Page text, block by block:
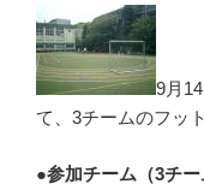
9月
て、3チームのフッ
●参加チーム（3チー